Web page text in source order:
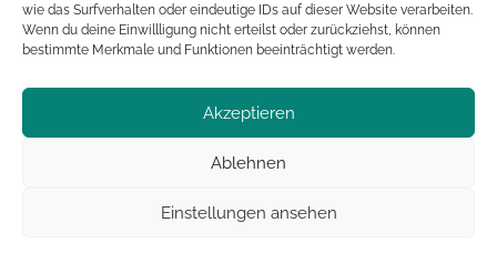
wie das Surfverhalten oder eindeutige IDs auf dieser Website verarbeiten.
Wenn du deine Einwillligung nicht erteilst oder zurückziehst, können
bestimmte Merkmale und Funktionen beeinträchtigt werden.
Akzeptieren
Ablehnen
Einstellungen ansehen